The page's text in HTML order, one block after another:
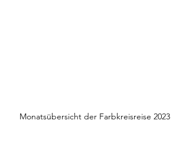
Monatsübersicht der Farbkreisreise 2023